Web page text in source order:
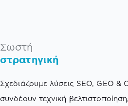
Σωστή
στρατηγική
Σχεδιάζουμε λύσεις SEO, GEO
συνδέουν τεχνική